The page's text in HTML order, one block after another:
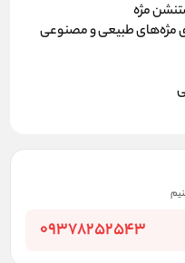
مژه
مژه‌های طبیعی و مصنوعی
09378252543